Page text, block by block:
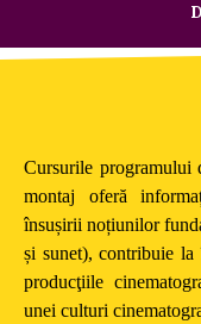
Cursurile programului
montaj oferă
însușirii noțiunilor
și sunet), contribuie
producţiile
unei culturi